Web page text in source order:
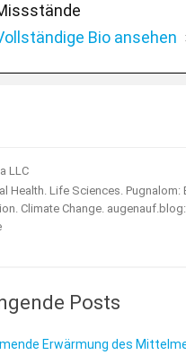
Bio ansehen
LLC
Health. Life Sciences. Pugnalom:
Climate Change.
Posts
Erwärmung des